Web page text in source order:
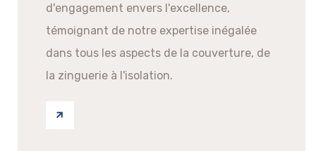
d'engagement envers l'excellence,
témoignant de notre expertise inégalée
dans tous les aspects de la couverture, de
la zinguerie à l'isolation.